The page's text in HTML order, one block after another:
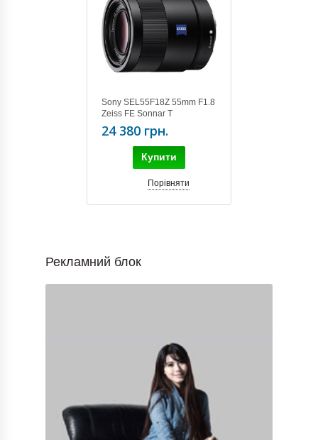
Sony SEL55F18Z 55mm F1.8
Zeiss FE Sonnar T
24 380 грн.
Купити
Порівняти
Рекламний блок